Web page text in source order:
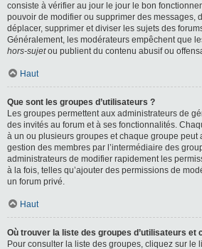
consiste à vérifier au jour le jour le bon
pouvoir de modifier ou supprimer des messages,
déplacer, supprimer et diviser les sujets des
Généralement, les modérateurs empêchent que
hors-sujetou publient du contenu abusif ou
Haut
Que sont les groupes d’utilisateurs ?
Les groupes permettent aux administrateurs de
des invités au forum et à ses fonctionnalités.
à un ou plusieurs groupes et chaque groupe peut
gestion des membres par l’intermédiaire des
administrateurs de modifier rapidement les
à la fois, telles qu’ajouter des permissions de
un forum privé.
Haut
Où trouver la liste des groupes d’utilisateurs et
Pour consulter la liste des groupes, cliquez sur le